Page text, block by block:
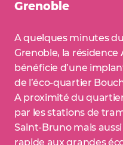
Grenoble
A quelques minutes
Grenoble, la résidence
bénéficie d’une
de l’éco-quartier
A proximité du
par les stations de
Saint-Bruno mais
rapide aux grandes